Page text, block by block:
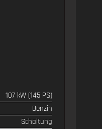
107 kW (145 PS)
Benzin
Schaltung